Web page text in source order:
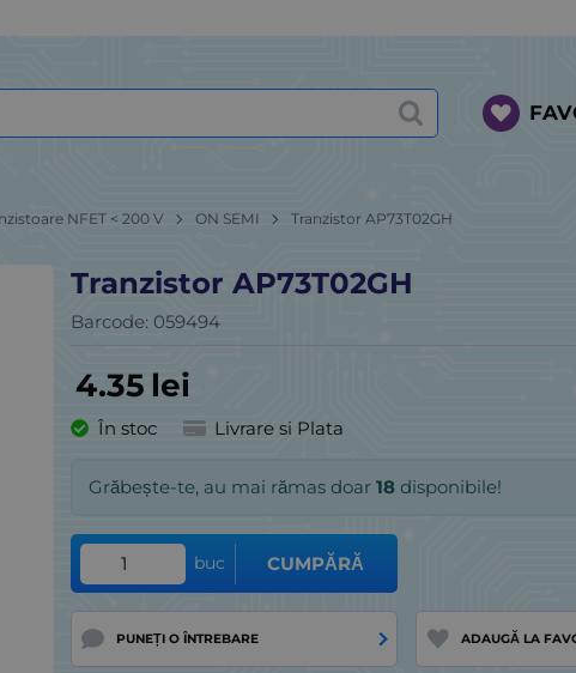
NFET < 200 V ON SEMI Tranzistor AP73T02GH
Tranzistor AP73T02GH
Barcode: 059494
4.35 lei
În stoc Livrare si Plata
Grăbește-te, au mai rămas doar18 disponibile!
buc CUMPĂRĂ
PUNEȚI O ÎNTREBARE ADAUGĂ LA